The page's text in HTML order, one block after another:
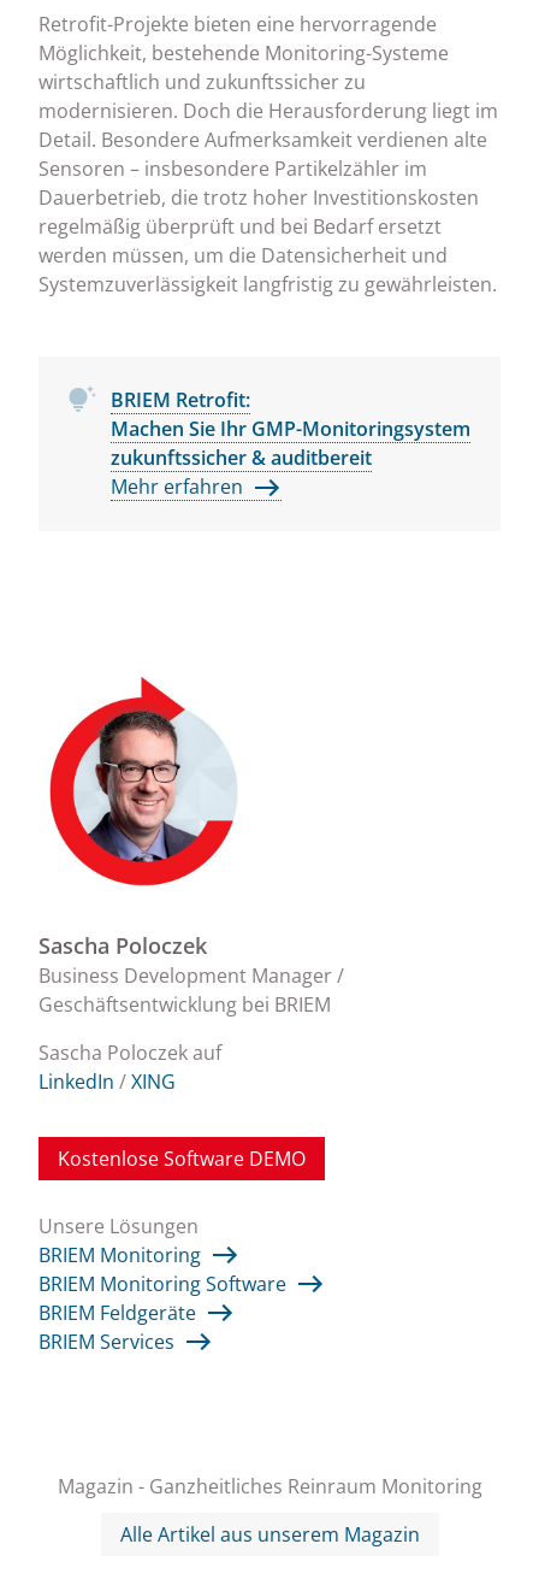
Retrofit-Projekte bieten eine hervorragende
Möglichkeit, bestehende Monitoring-Systeme
wirtschaftlich und zukunftssicher zu
modernisieren. Doch die Herausforderung liegt im
Detail. Besondere Aufmerksamkeit verdienen alte
Sensoren – insbesondere Partikelzähler im
Dauerbetrieb, die trotz hoher Investitionskosten
regelmäßig überprüft und bei Bedarf ersetzt
werden müssen, um die Datensicherheit und
Systemzuverlässigkeit langfristig zu gewährleisten.
BRIEM Retrofit:
Machen Sie Ihr GMP-Monitoringsystem
zukunftssicher & auditbereit
Mehr erfahren
Sascha Poloczek
Business Development Manager /
Geschäftsentwicklung bei BRIEM
Sascha Poloczek auf
LinkedIn /XING
Kostenlose Software DEMO
Unsere Lösungen
BRIEM Monitoring
BRIEM Monitoring Software
BRIEM Feldgeräte
BRIEM Services
Magazin - Ganzheitliches Reinraum Monitoring
Alle Artikel aus unserem Magazin